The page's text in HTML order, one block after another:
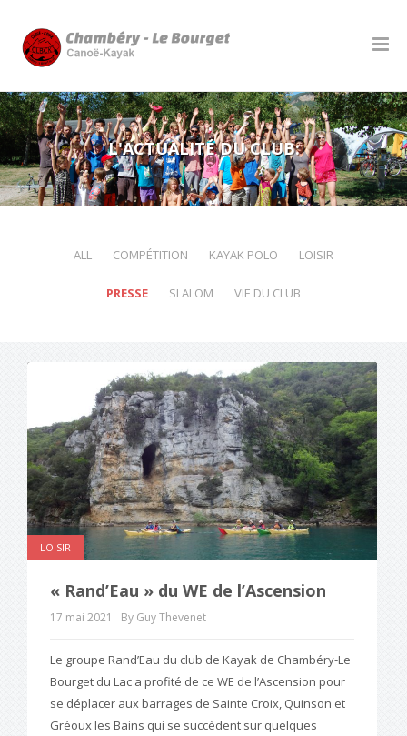
L'ACTUALITÉ DU CLUB:
ALL COMPÉTITION KAYAK POLO LOISIR
PRESSE SLALOM VIE DU CLUB
LOISIR
« Rand’Eau » du WE de l’Ascension
17 mai 2021 By Guy Thevenet
Le groupe Rand’Eau du club de Kayak de Chambéry-Le
Bourget du Lac a profité de ce WE de l’Ascension pour
se déplacer aux barrages de Sainte Croix, Quinson et
Gréoux les Bains qui se succèdent sur quelques